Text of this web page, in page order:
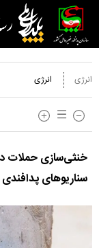
انرژی انرژی
خنثی‌سازی حملات
سناریو‌های پدافندی